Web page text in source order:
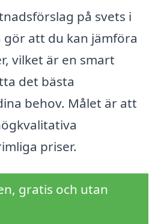
på svets i
gör att du kan jämföra
vilket är en smart
det bästa
behov. Målet är att
priser.
gratis och utan